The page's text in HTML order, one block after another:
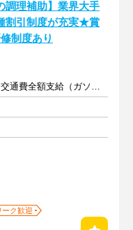
調理補助】業界大手
割引制度が充実★賞
制度あり
時給1100～1200円 +交通費全額支給（ガソリン代も支給）
ク歓迎